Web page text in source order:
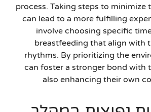
process. Taking steps to minimize
can lead to a more fulfilling
involve choosing specific
breastfeeding that align with
rhythms. By prioritizing the
can foster a stronger bond with
also enhancing their own